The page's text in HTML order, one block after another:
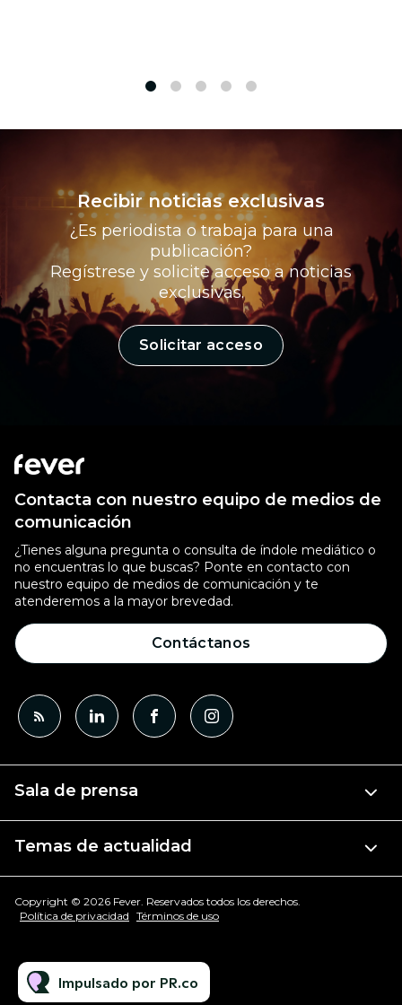
Recibir noticias exclusivas
¿Es periodista o trabaja para una
publicación?
Regístrese y solicite acceso a noticias
exclusivas.
Solicitar acceso
Contacta con nuestro equipo de medios de
comunicación
¿Tienes alguna pregunta o consulta de índole mediático o
no encuentras lo que buscas? Ponte en contacto con
nuestro equipo de medios de comunicación y te
atenderemos a la mayor brevedad.
Contáctanos
Sala de prensa
Temas de actualidad
Copyright © 2026 Fever. Reservados todos los derechos.
Política de privacidad Términos de uso
Impulsado por PR.co